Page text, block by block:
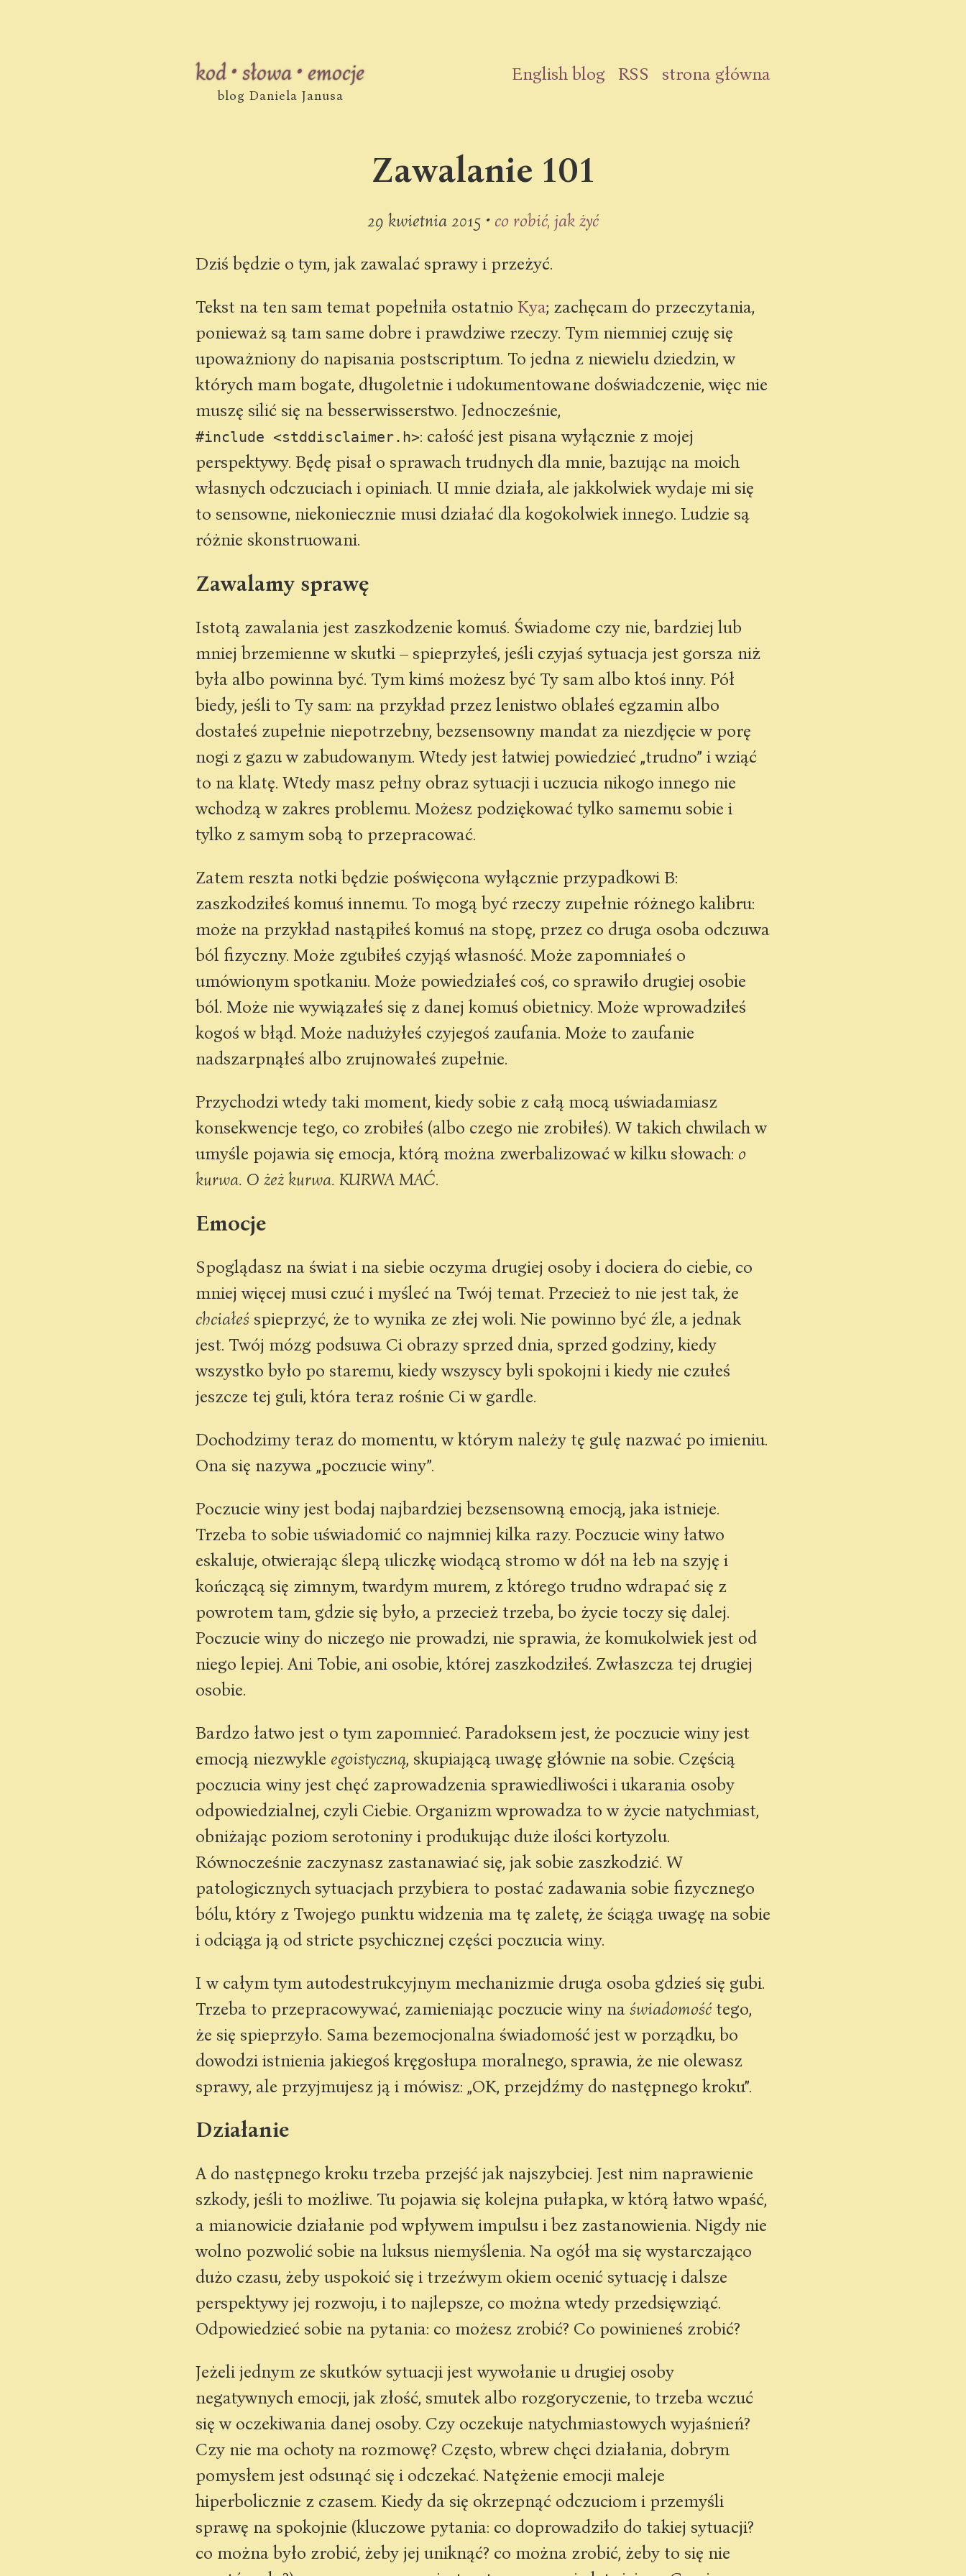
kod • słowa • emocje
blog Daniela Janusa
English blog RSS strona główna
Zawalanie 101
29 kwietnia 2015 • co robić, jak żyć
Dziś będzie o tym, jak zawalać sprawy i przeżyć.
Tekst na ten sam temat popełniła ostatnio Kya; zachęcam do przeczytania,
ponieważ są tam same dobre i prawdziwe rzeczy. Tym niemniej czuję się
upoważniony do napisania postscriptum. To jedna z niewielu dziedzin, w
których mam bogate, długoletnie i udokumentowane doświadczenie, więc nie
muszę silić się na besserwisserstwo. Jednocześnie,
#include <stddisclaimer.h>: całość jest pisana wyłącznie z mojej
perspektywy. Będę pisał o sprawach trudnych dla mnie, bazując na moich
własnych odczuciach i opiniach. U mnie działa, ale jakkolwiek wydaje mi się
to sensowne, niekoniecznie musi działać dla kogokolwiek innego. Ludzie są
różnie skonstruowani.
Zawalamy sprawę
Istotą zawalania jest zaszkodzenie komuś. Świadome czy nie, bardziej lub
mniej brzemienne w skutki – spieprzyłeś, jeśli czyjaś sytuacja jest gorsza niż
była albo powinna być. Tym kimś możesz być Ty sam albo ktoś inny. Pół
biedy, jeśli to Ty sam: na przykład przez lenistwo oblałeś egzamin albo
dostałeś zupełnie niepotrzebny, bezsensowny mandat za niezdjęcie w porę
nogi z gazu w zabudowanym. Wtedy jest łatwiej powiedzieć „trudno” i wziąć
to na klatę. Wtedy masz pełny obraz sytuacji i uczucia nikogo innego nie
wchodzą w zakres problemu. Możesz podziękować tylko samemu sobie i
tylko z samym sobą to przepracować.
Zatem reszta notki będzie poświęcona wyłącznie przypadkowi B:
zaszkodziłeś komuś innemu. To mogą być rzeczy zupełnie różnego kalibru:
może na przykład nastąpiłeś komuś na stopę, przez co druga osoba odczuwa
ból fizyczny. Może zgubiłeś czyjąś własność. Może zapomniałeś o
umówionym spotkaniu. Może powiedziałeś coś, co sprawiło drugiej osobie
ból. Może nie wywiązałeś się z danej komuś obietnicy. Może wprowadziłeś
kogoś w błąd. Może nadużyłeś czyjegoś zaufania. Może to zaufanie
nadszarpnąłeś albo zrujnowałeś zupełnie.
Przychodzi wtedy taki moment, kiedy sobie z całą mocą uświadamiasz
konsekwencje tego, co zrobiłeś (albo czego nie zrobiłeś). W takich chwilach w
umyśle pojawia się emocja, którą można zwerbalizować w kilku słowach: o
kurwa. O żeż kurwa. KURWA MAĆ
Emocje
Spoglądasz na świat i na siebie oczyma drugiej osoby i dociera do ciebie, co
mniej więcej musi czuć i myśleć na Twój temat. Przecież to nie jest tak, że
chciałeś spieprzyć, że to wynika ze złej woli. Nie powinno być źle, a jednak
jest. Twój mózg podsuwa Ci obrazy sprzed dnia, sprzed godziny, kiedy
wszystko było po staremu, kiedy wszyscy byli spokojni i kiedy nie czułeś
jeszcze tej guli, która teraz rośnie Ci w gardle.
Dochodzimy teraz do momentu, w którym należy tę gulę nazwać po imieniu.
Ona się nazywa „poczucie winy”.
Poczucie winy jest bodaj najbardziej bezsensowną emocją, jaka istnieje.
Trzeba to sobie uświadomić co najmniej kilka razy. Poczucie winy łatwo
eskaluje, otwierając ślepą uliczkę wiodącą stromo w dół na łeb na szyję i
kończącą się zimnym, twardym murem, z którego trudno wdrapać się z
powrotem tam, gdzie się było, a przecież trzeba, bo życie toczy się dalej.
Poczucie winy do niczego nie prowadzi, nie sprawia, że komukolwiek jest od
niego lepiej. Ani Tobie, ani osobie, której zaszkodziłeś. Zwłaszcza tej drugiej
osobie.
Bardzo łatwo jest o tym zapomnieć. Paradoksem jest, że poczucie winy jest
emocją niezwykle egoistyczną, skupiającą uwagę głównie na sobie. Częścią
poczucia winy jest chęć zaprowadzenia sprawiedliwości i ukarania osoby
odpowiedzialnej, czyli Ciebie. Organizm wprowadza to w życie natychmiast,
obniżając poziom serotoniny i produkując duże ilości kortyzolu.
Równocześnie zaczynasz zastanawiać się, jak sobie zaszkodzić. W
patologicznych sytuacjach przybiera to postać zadawania sobie fizycznego
bólu, który z Twojego punktu widzenia ma tę zaletę, że ściąga uwagę na sobie
i odciąga ją od stricte psychicznej części poczucia winy.
I w całym tym autodestrukcyjnym mechanizmie druga osoba gdzieś się gubi.
Trzeba to przepracowywać, zamieniając poczucie winy na świadomość tego,
że się spieprzyło. Sama bezemocjonalna świadomość jest w porządku, bo
dowodzi istnienia jakiegoś kręgosłupa moralnego, sprawia, że nie olewasz
sprawy, ale przyjmujesz ją i mówisz: „OK, przejdźmy do następnego kroku”.
Działanie
A do następnego kroku trzeba przejść jak najszybciej. Jest nim naprawienie
szkody, jeśli to możliwe. Tu pojawia się kolejna pułapka, w którą łatwo wpaść,
a mianowicie działanie pod wpływem impulsu i bez zastanowienia. Nigdy nie
wolno pozwolić sobie na luksus niemyślenia. Na ogół ma się wystarczająco
dużo czasu, żeby uspokoić się i trzeźwym okiem ocenić sytuację i dalsze
perspektywy jej rozwoju, i to najlepsze, co można wtedy przedsięwziąć.
Odpowiedzieć sobie na pytania: co możesz zrobić? Co powinieneś zrobić?
Jeżeli jednym ze skutków sytuacji jest wywołanie u drugiej osoby
negatywnych emocji, jak złość, smutek albo rozgoryczenie, to trzeba wczuć
się w oczekiwania danej osoby. Czy oczekuje natychmiastowych wyjaśnień?
Czy nie ma ochoty na rozmowę? Często, wbrew chęci działania, dobrym
pomysłem jest odsunąć się i odczekać. Natężenie emocji maleje
hiperbolicznie z czasem. Kiedy da się okrzepnąć odczuciom i przemyśli
sprawę na spokojnie (kluczowe pytania: co doprowadziło do takiej sytuacji?
co można było zrobić, żeby jej uniknąć? co można zrobić, żeby to się nie